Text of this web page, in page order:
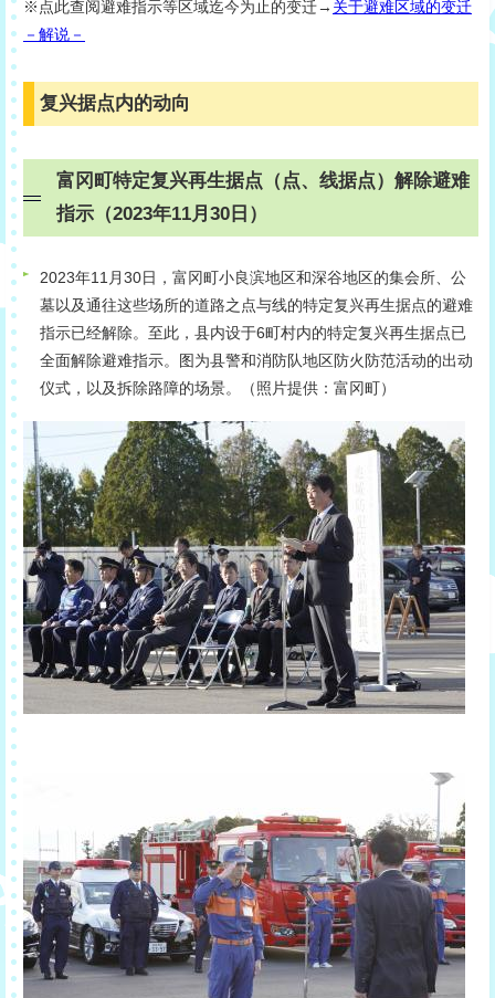
※点此查阅避难指示等区域迄今为止的变迁→ 关于避难区域的变迁
－解说－
复兴据点内的动向
富冈町特定复兴再生据点（点、线据点）解除避难
指示（2023年11月30日）
2023年11月30日，富冈町小良滨地区和深谷地区的集会所、公
墓以及通往这些场所的道路之点与线的特定复兴再生据点的避难
指示已经解除。至此，县内设于6町村内的特定复兴再生据点已
全面解除避难指示。图为县警和消防队地区防火防范活动的出动
仪式，以及拆除路障的场景。（照片提供：富冈町）